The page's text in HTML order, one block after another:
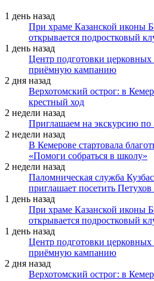
1 день назад
При храме Казанской иконы
открывается подростковый
1 день назад
Центр подготовки церковных
приёмную кампанию
2 дня назад
Верхотомский острог: в
крестный ход
2 недели назад
Приглашаем на экскурсию по
2 недели назад
В Кемерове стартовала
«Помоги собраться в школу»
2 недели назад
Паломническая служба
приглашает посетить
1 день назад
При храме Казанской иконы
открывается подростковый
1 день назад
Центр подготовки церковных
приёмную кампанию
2 дня назад
Верхотомский острог: в